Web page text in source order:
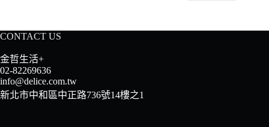
CONTACT US
金哲生活+
02-82269636
info@delice.com.tw
新北市中和區中正路736號14樓之1